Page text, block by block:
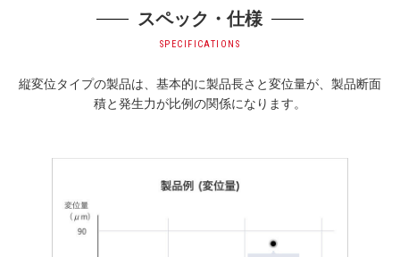
スペック・仕様
SPECIFICATIONS
縦変位タイプの製品は、基本的に製品長さと変位量が、製品断面
積と発生力が比例の関係になります。